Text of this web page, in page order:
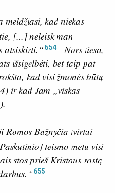
meldžiasi, kad niekas
[...] neleisk man
atsiskirti.“ 654
Nors tiesa,
išsigelbėti, bet taip pat
kad visi žmonės būtų
) ir kad Jam „viskas
).
Romos Bažnyčia tvirtai
teismo metu visi
stos prieš Kristaus sostą
655